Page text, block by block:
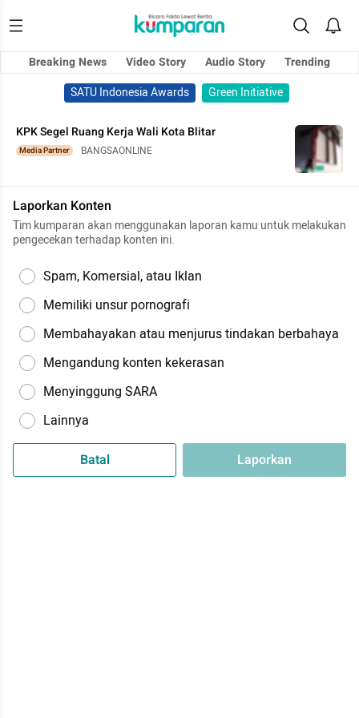
Breaking News Video Story Audio Story
Trending
SATU Indonesia Awards
Green Initiative
KPK Segel Ruang Kerja Wali Kota Blitar
Media Partner BANGSAONLINE
Laporkan Konten
Tim kumparan akan menggunakan laporan kamu untuk melakukan
pengecekan terhadap konten ini.
Spam, Komersial, atau Iklan
Memiliki unsur pornografi
Membahayakan atau menjurus tindakan berbahaya
Mengandung konten kekerasan
Menyinggung SARA
Lainnya
Batal Laporkan